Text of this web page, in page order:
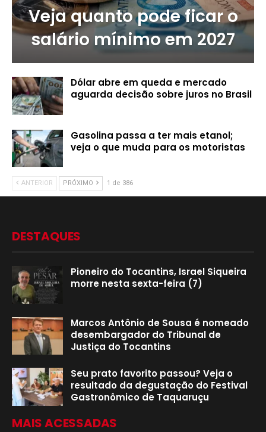
Veja quanto pode ficar o
salário mínimo em 2027
Dólar abre em queda e mercado
aguarda decisão sobre juros no Brasil
Gasolina passa a ter mais etanol;
veja o que muda para os motoristas
ANTERIOR PRÓXIMO 1 de 386
DESTAQUES
Pioneiro do Tocantins, Israel Siqueira
morre nesta sexta-feira (7)
Marcos Antônio de Sousa é nomeado
desembargador do Tribunal de
Justiça do Tocantins
Seu prato favorito passou? Veja o
resultado da degustação do Festival
Gastronômico de Taquaruçu
MAIS ACESSADAS